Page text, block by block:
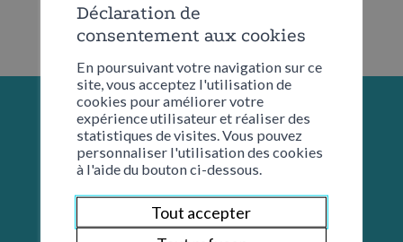
Déclaration de
consentement aux cookies
En poursuivant votre navigation sur ce
site, vous acceptez l'utilisation de
cookies pour améliorer votre
expérience utilisateur et réaliser des
statistiques de visites. Vous pouvez
personnaliser l'utilisation des cookies
à l'aide du bouton ci-dessous.
Tout accepter